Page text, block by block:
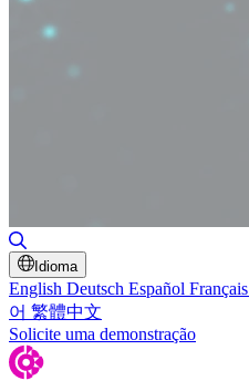
Idioma
English Deutsch Español Français
어 繁體中文
Solicite uma demonstração